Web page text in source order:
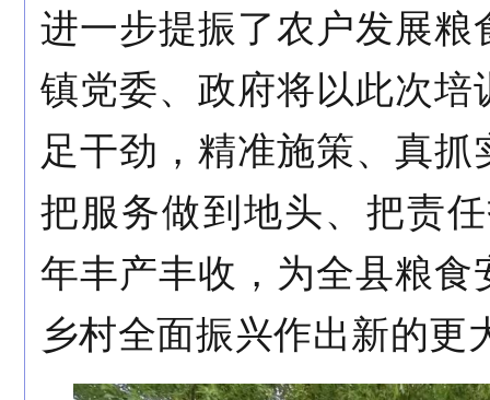
进一步提振了农户发展
镇党委、政府将以此次
足干劲，精准施策、真
把服务做到地头、把责
年丰产丰收，为全县粮
乡村全面振兴作出新的更